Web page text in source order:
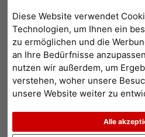
Diese Website verwendet
Technologien, um Ihnen ein
zu ermöglichen und die
an Ihre Bedürfnisse
nutzen wir außerdem, um
verstehen, woher unsere
unsere Website weiter zu
Alle
Zurück